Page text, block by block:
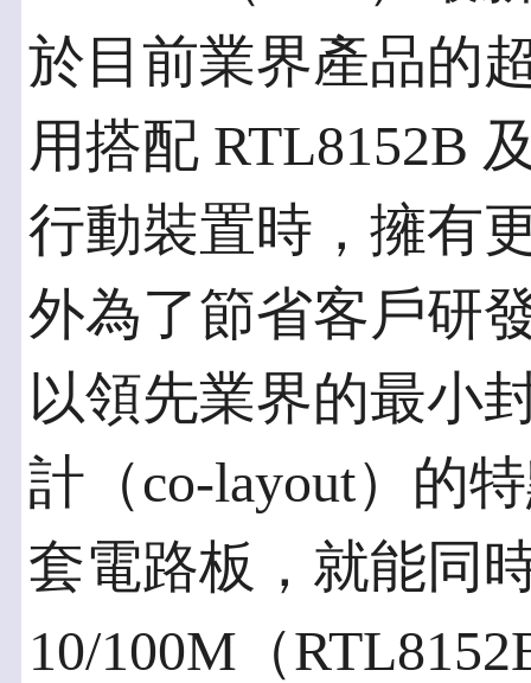
於目前業界產品的
用搭配 RTL8152B
行動裝置時，擁有
外為了節省客戶研
以領先業界的最小
計（co-layout）的
套電路板，就能同
10/100M（